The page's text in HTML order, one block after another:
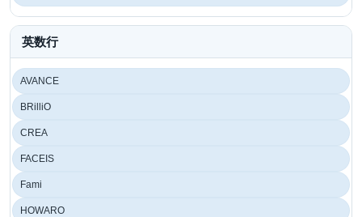
英数行
AVANCE
BRilliO
CREA
FACEIS
Fami
HOWARO